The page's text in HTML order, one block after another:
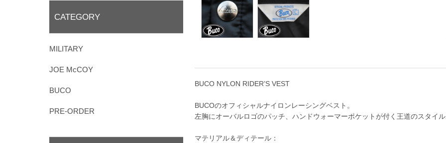
BUCO NYLON RIDER’S VEST
BUCOのオフィシャルナイロンレーシングベスト。
左胸にオーバルロゴのパッチ、ハンドウォーマーポケットが付く王道のスタイル
マテリアル＆ディテール：
CATEGORY
MILITARY
JOE McCOY
BUCO
PRE-ORDER